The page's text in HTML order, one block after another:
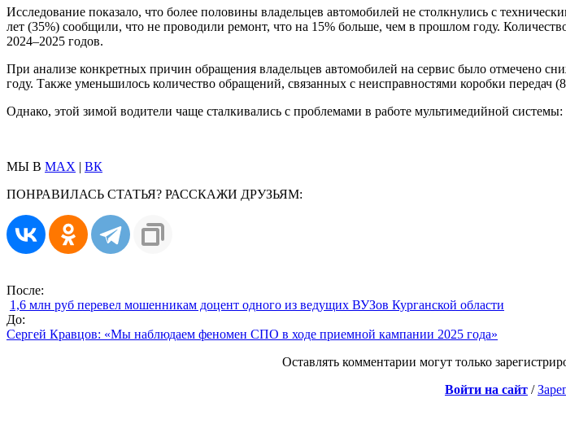
Исследование показало, что более половины владельцев автомобилей не столкнулись с
лет (35%) сообщили, что не проводили ремонт, что на 15% больше, чем в прошлом году.
2024–2025 годов.
При анализе конкретных причин обращения владельцев автомобилей на сервис было отмечено
году. Также уменьшилось количество обращений, связанных с неисправностями коробки
Однако, этой зимой водители чаще сталкивались с проблемами в работе мультимедийной
МЫ В MAX | ВК
ПОНРАВИЛАСЬ СТАТЬЯ? РАССКАЖИ ДРУЗЬЯМ:
После:
1,6 млн руб перевел мошенникам доцент одного из ведущих ВУЗов Курганской области
До:
Сергей Кравцов: «Мы наблюдаем феномен СПО в ходе приемной кампании 2025 года»
Оставлять комментарии могут только
Войти на сайт /